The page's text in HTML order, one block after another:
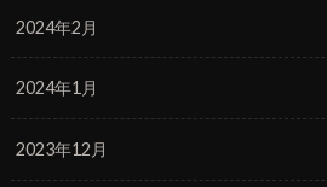
2024年2月
2024年1月
2023年12月